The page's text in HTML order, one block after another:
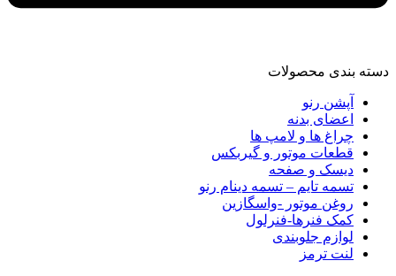
دسته‌ بندی محصولات
آپشن رنو
اعضای بدنه
چراغ ها و لامپ ها
قطعات موتور و گیربکس
دیسک و صفحه
تسمه تایم – تسمه دینام رنو
روغن موتور -واسگازین
کمک فنرها-فنرلول
لوازم جلوبندی
لنت ترمز